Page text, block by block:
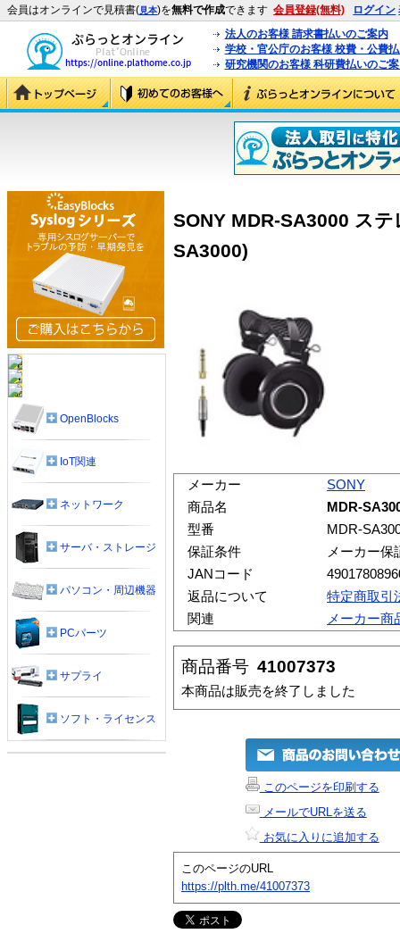
会員はオンラインで見積書(見本)を無料で作成できます 会員登録(無料) ログイン
法人のお客様 請求書払いのご案内
学校・官公庁のお客様 校費・公費
研究機関のお客様 科研費払いのご
SONY MDR-SA3000 ス
SA3000)
メーカー
SONY
商品名
MDR-
型番
MDR-
保証条件
メーカー保
JANコード
返品について
特定商取引
関連
メーカー商
商品番号 41007373
本商品は販売を終了しました
このページを印刷する
メールでURLを送る
お気に入りに追加する
このページのURL
https://plth.me/41007373
OpenBlocks
IoT関連
ネットワーク
サーバ・ストレージ
パソコン・周辺機器
PCパーツ
サプライ
ソフト・ライセンス